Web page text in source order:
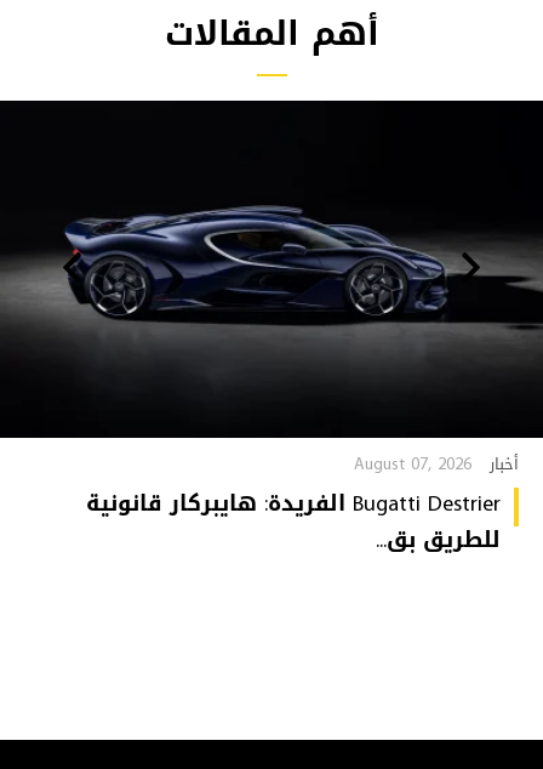
أهم المقالات
أخبار August 07, 2026
Bugatti Destrier الفريدة: هايبركار قانونية
للطريق بق...